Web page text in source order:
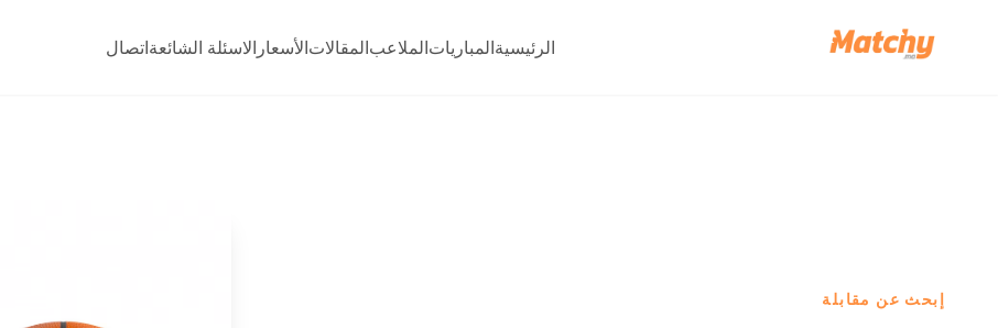
الرئيسيةالمبارياتالملاعبالمقالاتالأسعار الاسئلة الشائعةاتصال
إبحث عن مقابلة